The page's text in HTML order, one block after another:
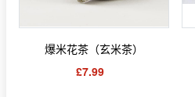
爆米花茶（玄米茶）
£7.99